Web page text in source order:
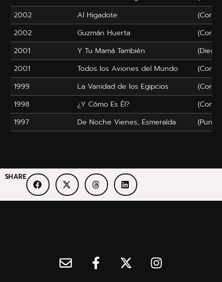
2002
Al Higadote
2002
Guzmán Huerta
2001
Y Tu Mamá También
(Diego
2001
Todos los Aviones del Mundo
1999
La Vanidad de los Egipcios
1998
¿Y Cómo Es Él?
1997
De Noche Vienes, Esmeralda (Punk)
SHARE